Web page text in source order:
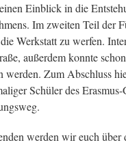
Einblick in die
Im zweiten Teil der
Werkstatt zu werfen.
außerdem konnte
werden. Zum Abschluss
Schüler des
werden wir euch